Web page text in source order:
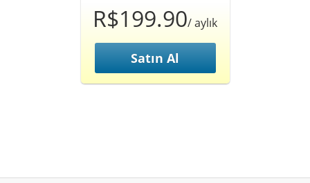
R$199.90/ aylık
Satın Al